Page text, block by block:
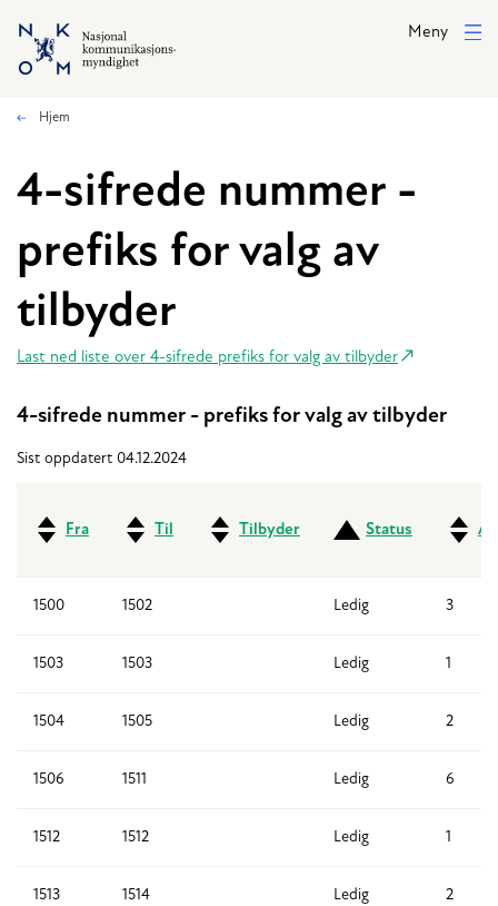
Hopp til hovedinnhold
Meny
Hjem
4-sifrede nummer -
prefiks for valg av
tilbyder
Last ned liste over 4-sifrede prefiks for valg av tilbyder
4-sifrede nummer - prefiks for valg av tilbyder
Sist oppdatert 04.12.2024
Fra Til Tilbyder Status
1500 1502 Ledig 3
1503 1503 Ledig 1
1504 1505 Ledig 2
1506 1511 Ledig 6
1512 1512 Ledig 1
1513 1514 Ledig 2